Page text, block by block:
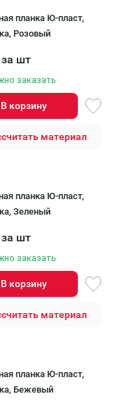
планка Ю-пласт,
Розовый
за шт
заказать
В корзину
материал
планка Ю-пласт,
Зеленый
за шт
заказать
В корзину
материал
планка Ю-пласт,
Бежевый